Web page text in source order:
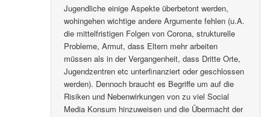
Jugendliche einige Aspekte überbetont werden,
wohingehen wichtige andere Argumente fehlen (u.A.
die mittelfristigen Folgen von Corona, strukturelle
Probleme, Armut, dass Eltern mehr arbeiten
müssen als in der Vergangenheit, dass Dritte Orte,
Jugendzentren etc unterfinanziert oder geschlossen
werden). Dennoch braucht es Begriffe um auf die
Risiken und Nebenwirkungen von zu viel Social
Media Konsum hinzuweisen und die Übermacht der